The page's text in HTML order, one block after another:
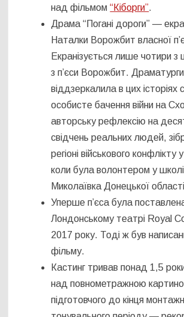
над фільмом“Кіборги”.
Драма “Погані дороги” —
Наталки Ворожбит власної
Екранізується лише чотири з
з п’єси Ворожбит.
віддзеркалила в цих історіях
особисте бачення війни на
авторську рефлексію на
свідчень реальних людей,
регіоні військового конфлікту
коли була волонтером у
Миколаївка Донецької
Уперше п’єса була
Лондонському театрі Royal
2017 року. Тоді ж був
фільму.
Кастинг тривав понад 1,5
над повнометражною
підготовчого до кінця